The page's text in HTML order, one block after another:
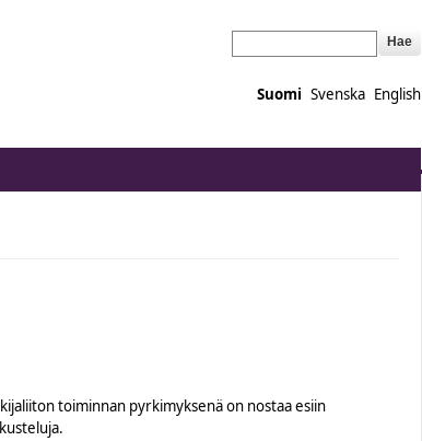
Suomi Svenska English
toiminnan pyrkimyksenä on nostaa esiin